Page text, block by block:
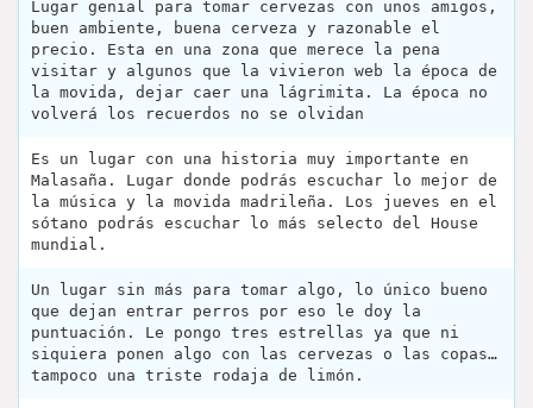
Lugar genial para tomar cervezas con unos amigos,
buen ambiente, buena cerveza y razonable el
precio. Esta en una zona que merece la pena
visitar y algunos que la vivieron web la época de
la movida, dejar caer una lágrimita. La época no
volverá los recuerdos no se olvidan
Es un lugar con una historia muy importante en
Malasaña. Lugar donde podrás escuchar lo mejor de
la música y la movida madrileña. Los jueves en el
sótano podrás escuchar lo más selecto del House
mundial.
Un lugar sin más para tomar algo, lo único bueno
que dejan entrar perros por eso le doy la
puntuación. Le pongo tres estrellas ya que ni
siquiera ponen algo con las cervezas o las copas…
tampoco una triste rodaja de limón.